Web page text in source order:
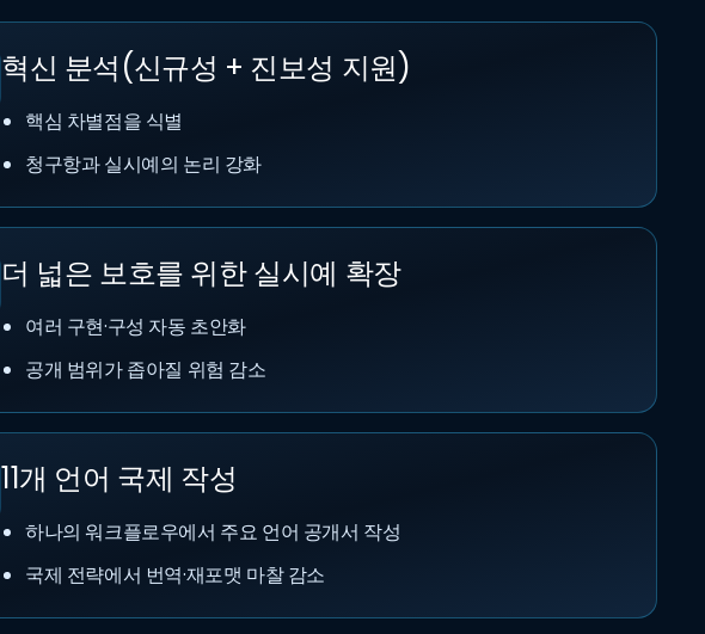
혁신 분석(신규성 + 진보성 지원)
핵심 차별점을 식별
청구항과 실시예의 논리 강화
더 넓은 보호를 위한 실시예 확장
여러 구현·구성 자동 초안화
공개 범위가 좁아질 위험 감소
11개 언어 국제 작성
하나의 워크플로우에서 주요 언어 공개서 작성
국제 전략에서 번역·재포맷 마찰 감소